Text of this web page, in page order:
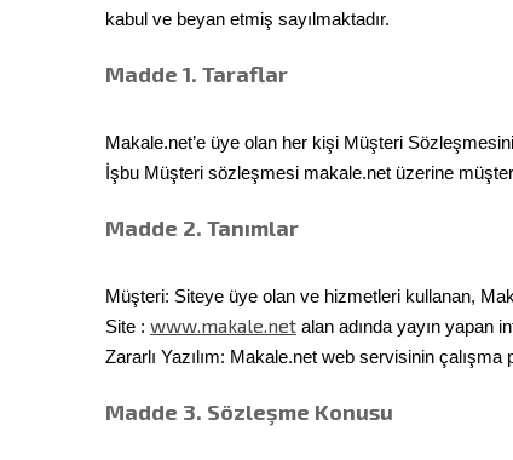
kabul ve beyan etmiş sayılmaktadır.
Madde 1. Taraflar
Makale.net’e üye olan her kişi Müşteri
İşbu Müşteri sözleşmesi makale.net üzerine
Madde 2. Tanımlar
Müşteri: Siteye üye olan ve hizmetleri kullanan,
Site : www.makale.net alan adında yayın yapan
Zararlı Yazılım: Makale.net web servisinin
Madde 3. Sözleşme Konusu